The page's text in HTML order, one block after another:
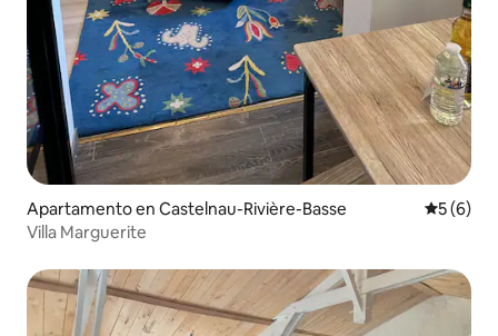
Apartamento en Castelnau-Rivière-Basse
5 (6)
Villa Marguerite